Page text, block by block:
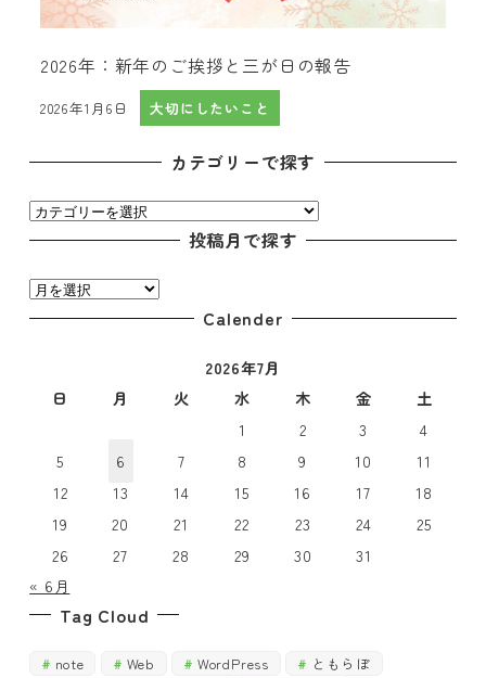
2026年：新年のご挨拶と三が日の報告
投稿日
2026年1月6日 大切にしたいこと
カテゴリーで探す
カ
テ
リ
ー
投稿月で探す
投
稿
Calender
2026年7月
日
月 火 水 木 金
土
1
2 3
4
5
6 7 8 9 10
11
12
13 14 15 16 17
18
19
20 21 22 23 24
25
26
27 28 29 30
31
« 6月
Tag Cloud
note Web WordPress
ともらぼ